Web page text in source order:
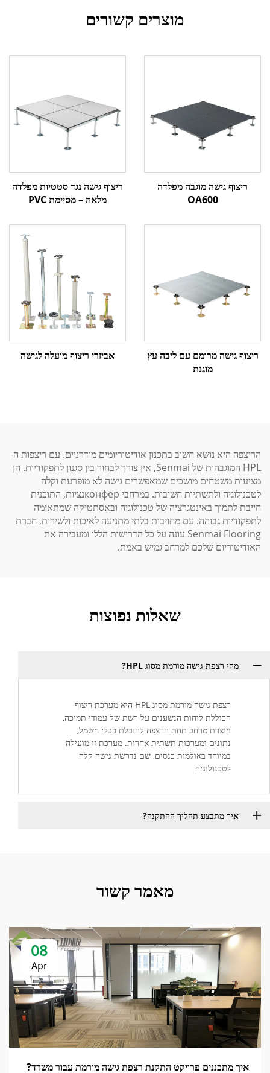
מוצרים קשורים
ריצוף גישה מוגבה מפלדה
OA600
ריצוף גישה נגד סטטיות מפלדה
מלאה – מסיימת PVC
ריצוף גישה מרומם עם ליבה עץ
מוגנת
אביזרי ריצוף מועלה לגישה
הריצפה היא נושא חשוב בתכנון אודיטוריומים מודרניים. עם ריצפות ה-
HPL המוגבהות של Senmai, אין צורך לבחור בין סגנון לתפקודיות. הן
מציעות משטחים מושכים שמאפשרים גישה לא מופרעת וקלה
לטכנולוגיה ולתשתיות חשובות. במרחבי конферנציות, התוכנית
חייבת לתמוך באינטגרציה של טכנולוגיה ובאסתטיקה שמתאימה
לתפקודיות גבוהה. עם מחויבות בלתי מתניעה לאיכות ולשירות, חברת
Senmai Flooring עונה על כל הדרישות הללו ומעבירה את
האודיטוריום שלכם למרחב גמיש באמת.
שאלות נפוצות
מהי רצפת גישה מורמת מסוג HPL?
רצפת גישה מורמת מסוג HPL היא מערכת ריצוף
הכוללת לוחות הנשענים על רשת של עמודי תמיכה,
ויוצרת מרחב תחת הרצפה להובלת כבלי חשמל,
נתונים ומערכות תשתית אחרות. מערכת זו מועילה
במיוחד באולמות כנסים, שם נדרשת גישה קלה
לטכנולוגיה
איך מתבצע תהליך ההתקנה?
מאמר קשור
08
Apr
איך מתכננים פרויקט התקנת רצפת גישה מורמת עבור משרד?